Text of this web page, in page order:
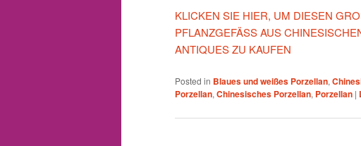
KLICKEN SIE HIER, UM DIESEN
PFLANZGEFÄSS AUS
ANTIQUES ZU KAUFEN
Posted in Blaues und weißes Porzellan,
Porzellan, Chinesisches Porzellan, Porzellan |